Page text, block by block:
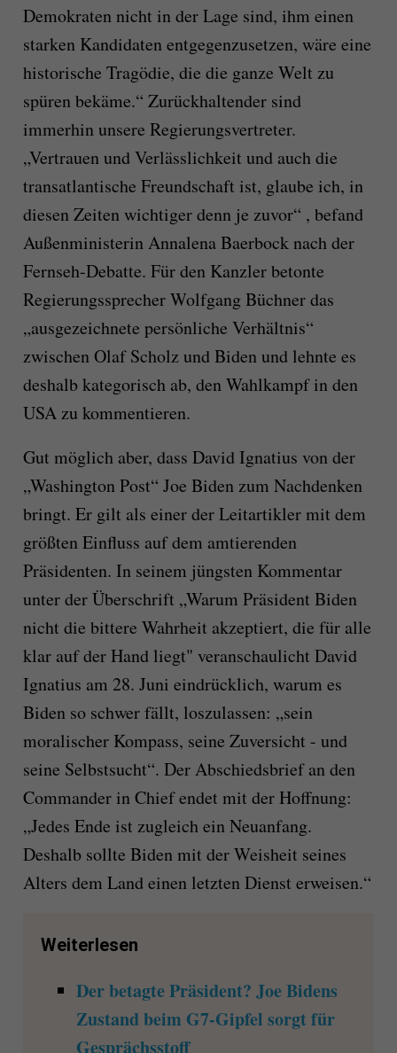
Demokraten nicht in der Lage sind, ihm einen
starken Kandidaten entgegenzusetzen, wäre eine
historische Tragödie, die die ganze Welt zu
spüren bekäme.“ Zurückhaltender sind
immerhin unsere Regierungsvertreter.
„Vertrauen und Verlässlichkeit und auch die
transatlantische Freundschaft ist, glaube ich, in
diesen Zeiten wichtiger denn je zuvor“ , befand
Außenministerin Annalena Baerbock nach der
Fernseh-Debatte. Für den Kanzler betonte
Regierungssprecher Wolfgang Büchner das
„ausgezeichnete persönliche Verhältnis“
zwischen Olaf Scholz und Biden und lehnte es
deshalb kategorisch ab, den Wahlkampf in den
USA zu kommentieren.
Gut möglich aber, dass David Ignatius von der
„Washington Post“ Joe Biden zum Nachdenken
bringt. Er gilt als einer der Leitartikler mit dem
größten Einfluss auf dem amtierenden
Präsidenten. In seinem jüngsten Kommentar
unter der Überschrift „Warum Präsident Biden
nicht die bittere Wahrheit akzeptiert, die für alle
klar auf der Hand liegt" veranschaulicht David
Ignatius am 28. Juni eindrücklich, warum es
Biden so schwer fällt, loszulassen: „sein
moralischer Kompass, seine Zuversicht - und
seine Selbstsucht“. Der Abschiedsbrief an den
Commander in Chief endet mit der Hoffnung:
„Jedes Ende ist zugleich ein Neuanfang.
Deshalb sollte Biden mit der Weisheit seines
Alters dem Land einen letzten Dienst erweisen.“
Weiterlesen
Der betagte Präsident? Joe Bidens
Zustand beim G7-Gipfel sorgt für
Gesprächsstoff